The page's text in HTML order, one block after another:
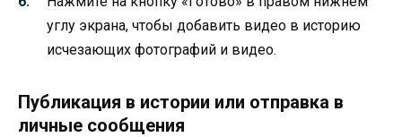
углу экрана, чтобы добавить видео в историю
исчезающих фотографий и видео.
Публикация в истории или отправка в
личные сообщения